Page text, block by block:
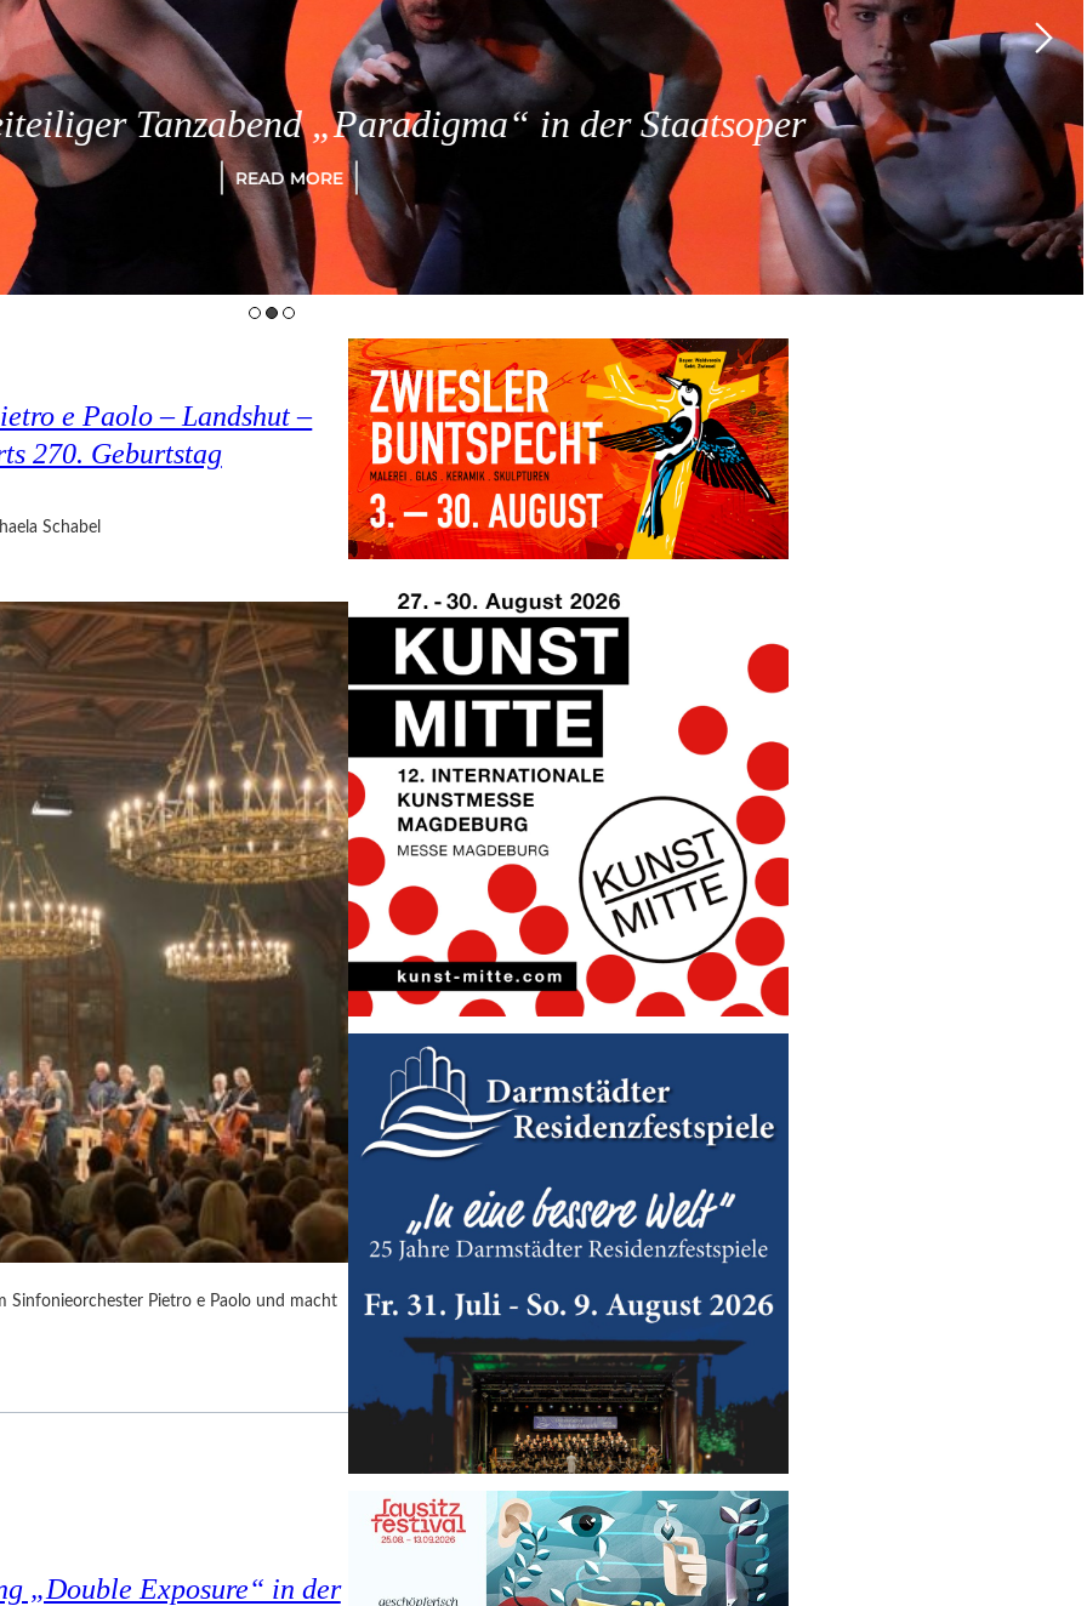
Tanzabend „Paradigma“ in der Staatsoper
READ MORE
e Paolo – Landshut –
270. Geburtstag
Schabel
Sinfonieorchester Pietro e Paolo und macht
„Double Exposure“ in der